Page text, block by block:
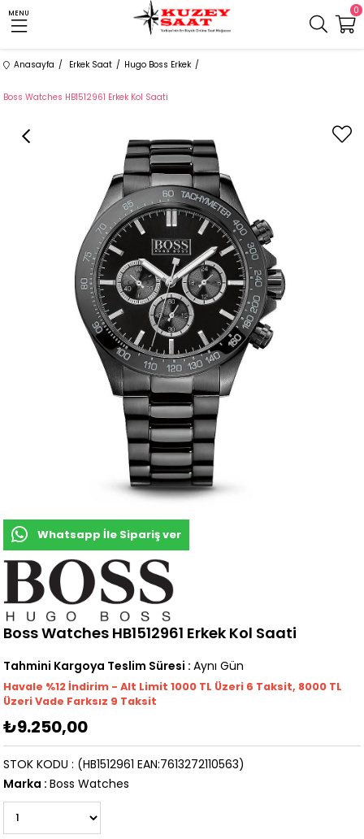
MENU 0
Anasayfa Erkek Saat Hugo Boss Erkek
Boss Watches HB1512961 Erkek Kol Saati
Whatsapp İle Sipariş ver
Boss Watches HB1512961 Erkek Kol Saati
Tahmini Kargoya Teslim Süresi : Aynı Gün
Havale %12 İndirim - Alt Limit 1000 TL Üzeri 6 Taksit, 8000 TL
Üzeri Vade Farksız 9 Taksit
₺9.250,00
(HB1512961 EAN:7613272110563)
STOK KODU
Marka : Boss Watches